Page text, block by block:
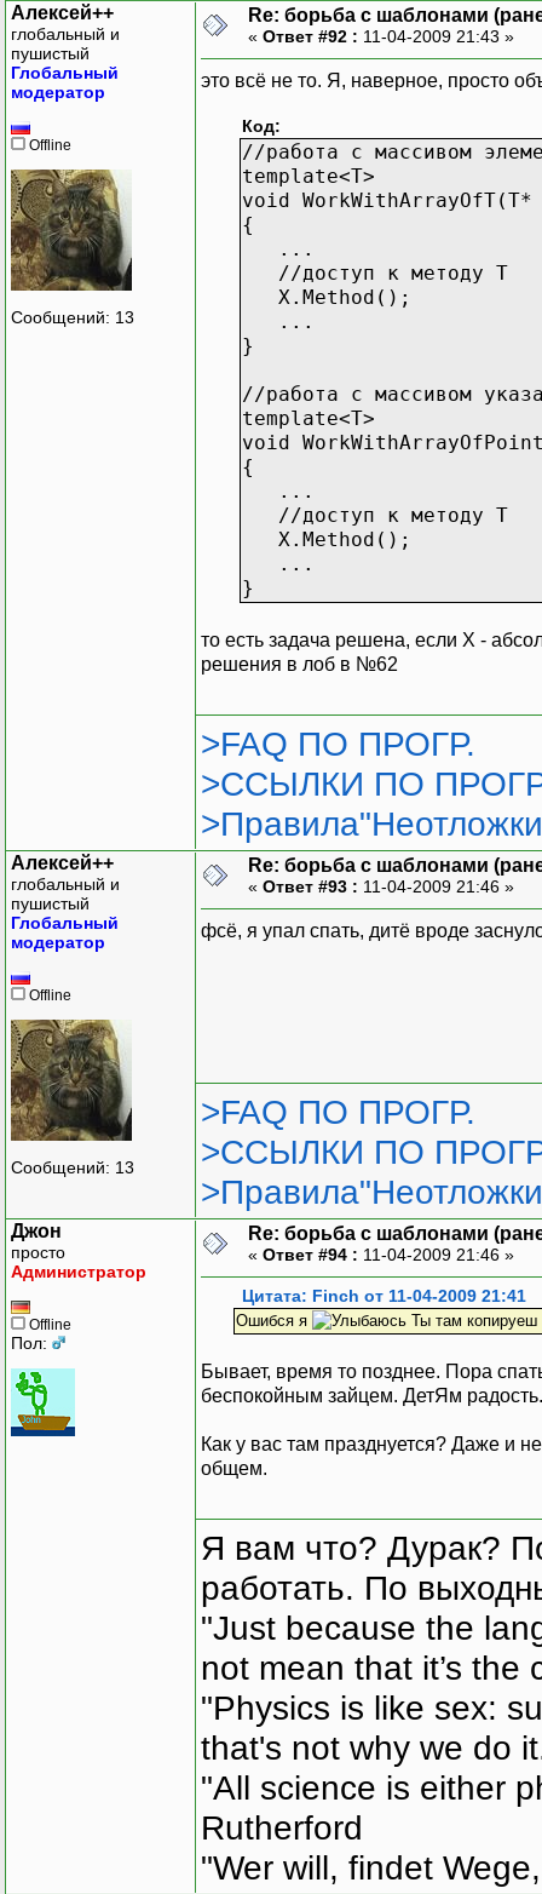
Алексей++
глобальный и
пушистый
Глобальный
модератор
Offline
Сообщений: 13
Re: борьба с шаблонами
« Ответ #92 : 11-04-2009 21:43 »
это всё не то. Я, наверное, просто
Код:
//работа с массивом
template<T>
void WorkWithArrayOfT(T*
{
...
//доступ к методу T
X.Method();
...
}
//работа с массивом
template<T>
void
{
...
//доступ к методу T
X.Method();
...
}
то есть задача решена, если X -
решения в лоб в №62
>FAQ ПО ПРОГР.
>ССЫЛКИ ПО
Алексей++
глобальный и
пушистый
Глобальный
модератор
Offline
Сообщений: 13
Re: борьба с шаблонами
« Ответ #93 : 11-04-2009 21:46 »
фсё, я упал спать, дитё вроде
>FAQ ПО ПРОГР.
>ССЫЛКИ ПО
Джон
просто
Администратор
Offline
Пол:
Re: борьба с шаблонами
« Ответ #94 : 11-04-2009 21:46 »
Цитата: Finch от 11-04-2009 21:41
Ошибся я
Ты там копируеш
Бывает, время то позднее. Пора
беспокойным зайцем. ДетЯм
Как у вас там празднуется? Даже и
общем.
Я вам что? Дурак?
работать. По
"Just because the
not mean that it’s the
"Physics is like sex:
that's not why we do
"All science is either
Rutherford
"Wer will, findet